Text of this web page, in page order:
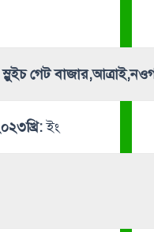
স্লুইচ গেট
ইং